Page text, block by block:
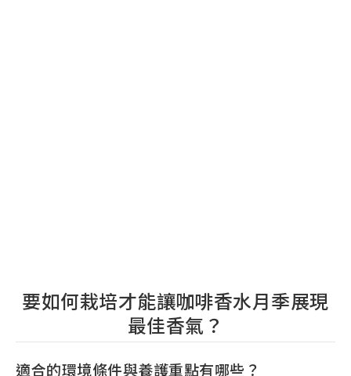
要如何栽培才能讓咖啡香水月季展現
最佳香氣？
適合的環境條件與養護重點有哪些？